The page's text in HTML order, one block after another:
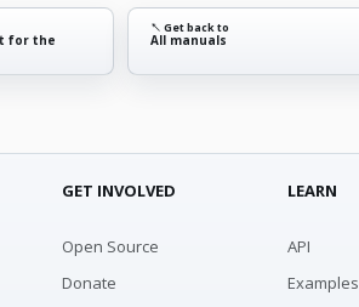
for the
↖ Get back to
All manuals
GET INVOLVED
Open Source
Donate
LEARN
API
Examples